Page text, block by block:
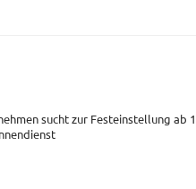
sucht zur Festeinstellung ab